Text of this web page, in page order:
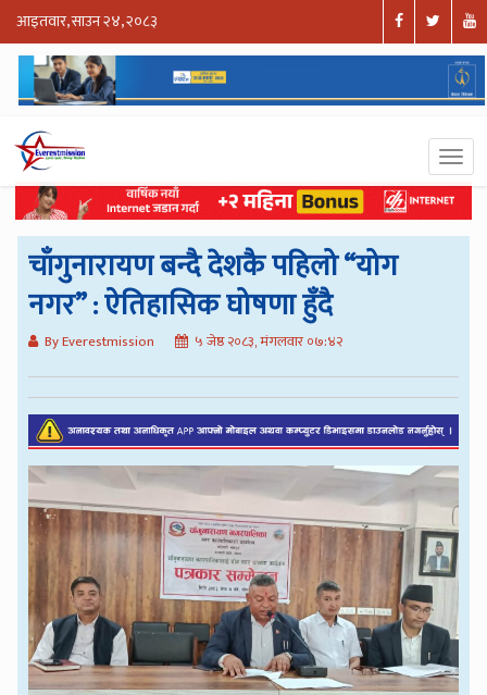
आइतवार, साउन २४, २०८३
चाँगुनारायण बन्दै देशकै पहिलो “योग
नगर” : ऐतिहासिक घोषणा हुँदै
By Everestmission ५ जेष्ठ २०८३, मंगलवार ०७:४२